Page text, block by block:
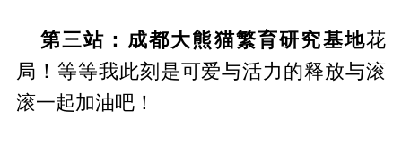
第三站：成都大熊猫繁育研究基地花
局！等等我此刻是可爱与活力的释放与滚
滚一起加油吧！